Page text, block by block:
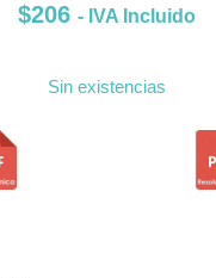
$206 - IVA Incluido
Sin existencias